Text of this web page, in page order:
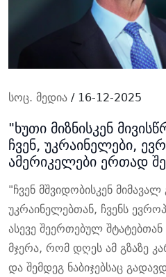
სოც. მედია / 16-12-2025
"ხუთი მიზნისკენ
ჩვენ, უკრაინელები,
ამერიკელები ერთად
"ჩვენ მშვიდობისკენ
უკრაინელებთან, ჩვენს
ასევე შეერთებულ
მჯერა, რომ დღეს ამ გზაზე
და შემდეგ ნაბიჯებსაც